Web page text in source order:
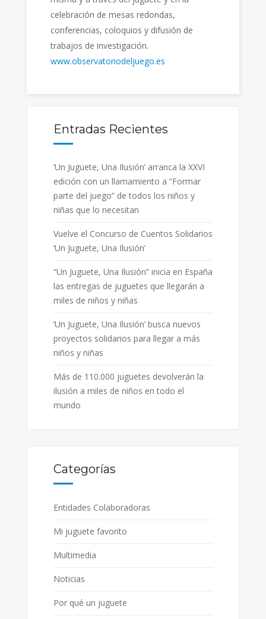
celebración de mesas redondas,
conferencias, coloquios y difusión de
trabajos de investigación.
www.observatoriodeljuego.es
Entradas Recientes
‘Un Juguete, Una Ilusión’ arranca la XXVI
edición con un llamamiento a “Formar
parte del juego” de todos los niños y
niñas que lo necesitan
Vuelve el Concurso de Cuentos Solidarios
‘Un Juguete, Una Ilusión’
“Un Juguete, Una Ilusión” inicia en España
las entregas de juguetes que llegarán a
miles de niños y niñas
‘Un Juguete, Una Ilusión’ busca nuevos
proyectos solidarios para llegar a más
niños y niñas
Más de 110.000 juguetes devolverán la
ilusión a miles de niños en todo el
mundo
Categorías
Entidades Colaboradoras
Mi juguete favorito
Multimedia
Noticias
Por qué un juguete